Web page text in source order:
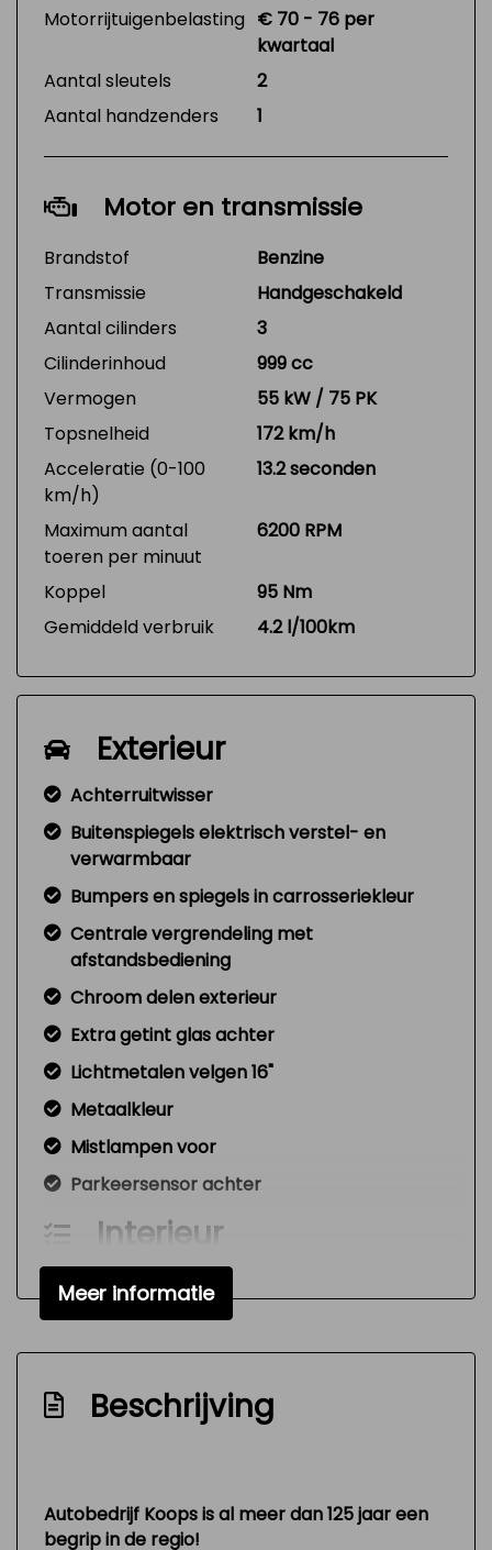
Motorrijtuigenbelasting € 70 - 76 per
kwartaal
Aantal sleutels
2
Aantal handzenders
1
Motor en transmissie
Brandstof
Benzine
Transmissie
Handgeschakeld
Aantal cilinders
3
Cilinderinhoud
999 cc
Vermogen
55 kW / 75 PK
Topsnelheid
172 km/h
Acceleratie (0-100
km/h)
13.2 seconden
Maximum aantal
toeren per minuut
6200 RPM
Koppel
95 Nm
Gemiddeld verbruik
4.2 l/100km
Exterieur
Achterruitwisser
Buitenspiegels elektrisch verstel- en
verwarmbaar
Bumpers en spiegels in carrosseriekleur
Centrale vergrendeling met
afstandsbediening
Chroom delen exterieur
Extra getint glas achter
Lichtmetalen velgen 16"
Metaalkleur
Mistlampen voor
Parkeersensor achter
Interieur
Achterbank in delen neerklapbaar
Bestuurdersstoel in hoogte verstelbaar
Elektrische ramen voor
Stuur en versnellingspook (kunst)leder
Stuur verstelbaar
Overige
Meer informatie
Beschrijving
Autobedrijf Koops is al meer dan 125 jaar een
begrip in de regio!